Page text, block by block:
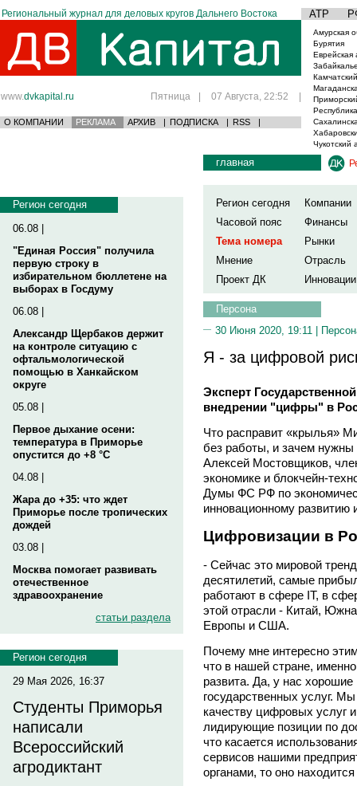
Региональный журнал для деловых кругов Дальнего Востока АТР
www.dvkapital.ru Пятница | 07 Августа, 22:52 |
О КОМПАНИИ РЕКЛАМА АРХИВ | ПОДПИСКА | RSS |
Амурская
Бурятия
Еврейская
Чукотский
Регион сегодня
06.08 |
"Единая Россия" получила
первую строку в
избирательном бюллетене на
выборах в Госдуму
06.08 |
Александр Щербаков держит
на контроле ситуацию с
офтальмологической
помощью в Ханкайском
округе
05.08 |
Первое дыхание осени:
температура в Приморье
опустится до +8 °C
04.08 |
Жара до +35: что ждет
Приморье после тропических
дождей
03.08 |
Москва помогает развивать
отечественное
здравоохранение
статьи раздела
Регион сегодня
29 Мая 2026, 16:37
Студенты Приморья
написали
Всероссийский
агродиктант
главная
Регион сегодня
Компании
Часовой пояс
Финансы
Тема номера
Рынки
Мнение
Отрасль
Проект ДК
Инновации
Персона
30 Июня 2020, 19:11 |
Я - за цифровой
Эксперт
внедрении "цифры" в
Что расправит «крылья»
без работы, и зачем нужны
Алексей Мостовщиков,
экономике и блокчейн-
Думы ФС РФ по
инновационному развитию
Цифровизации в
- Сейчас это мировой
десятилетий, самые
работают в сфере IT, в
этой отрасли - Китай,
Европы и США.
Почему мне интересно
что в нашей стране,
развита. Да, у нас
государственных услуг.
качеству цифровых услуг
лидирующие позиции по
что касается
сервисов нашими
органами, то оно